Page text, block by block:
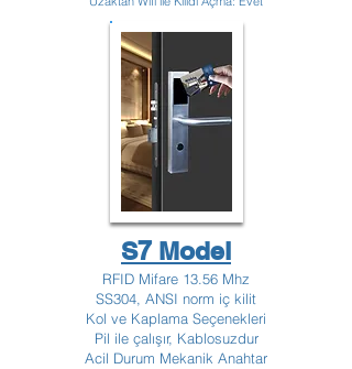
S7 Model
RFID Mifare 13.56 Mhz
SS304, ANSI norm iç kilit
Kol ve Kaplama Seçenekleri
Pil ile çalışır, Kablosuzdur
Acil Durum Mekanik Anahtar